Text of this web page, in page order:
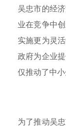
吴忠市的经
业在竞争中
实施更为灵
政府为企业
仅推动了中
为了推动吴